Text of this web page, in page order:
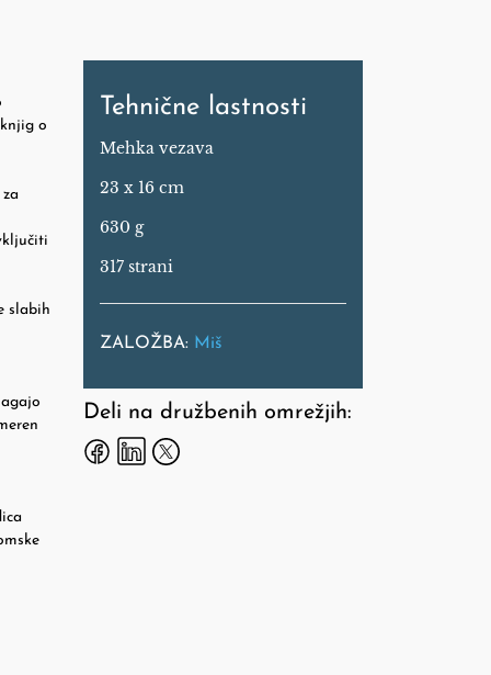
o
slabih
Tehnične lastnosti
Mehka vezava
23 x 16 cm
630 g
317 strani
ZALOŽBA: Miš
Deli na družbenih omrežjih: